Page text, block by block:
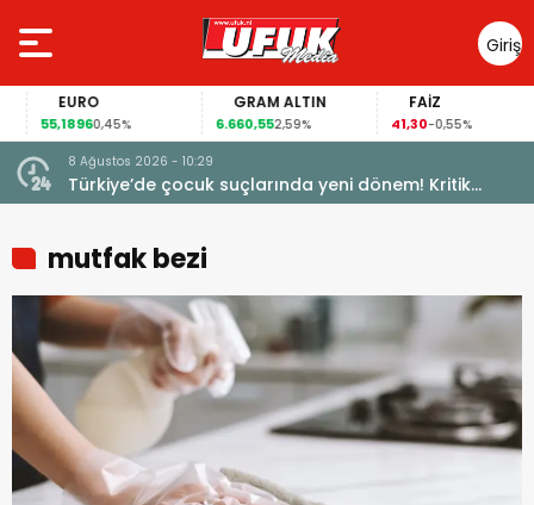
Giriş
Yap
EURO
55,18960,45%
GRAM ALTIN
6.660,552,59%
FAİZ
41,30-0,55%
8 Ağustos 2026 - 10:29
Türkiye’de çocuk suçlarında yeni dönem! Kritik
maddeler kabul edildi
mutfak bezi